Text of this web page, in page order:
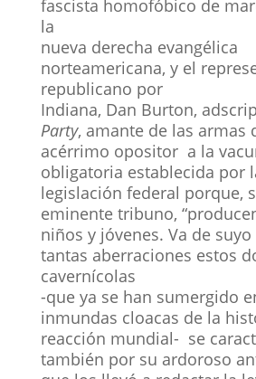
fascista homofóbico de
la
nueva derecha evangélica
norteamericana, y el
republicano por
Indiana, Dan Burton,
Party, amante de las armas
acérrimo opositor a la
obligatoria establecida por
legislación federal porque,
eminente tribuno,
niños y jóvenes. Va de
tantas aberraciones estos
cavernícolas
-que ya se han sumergido
inmundas cloacas de la
reacción mundial- se
también por su ardoroso